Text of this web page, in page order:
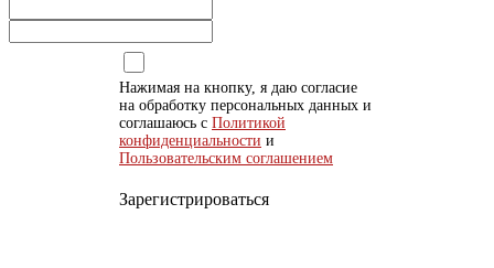
Нажимая на кнопку, я даю согласие
на обработку персональных данных и
соглашаюсь с Политикой
конфиденциальности и
Пользовательским соглашением
Зарегистрироваться